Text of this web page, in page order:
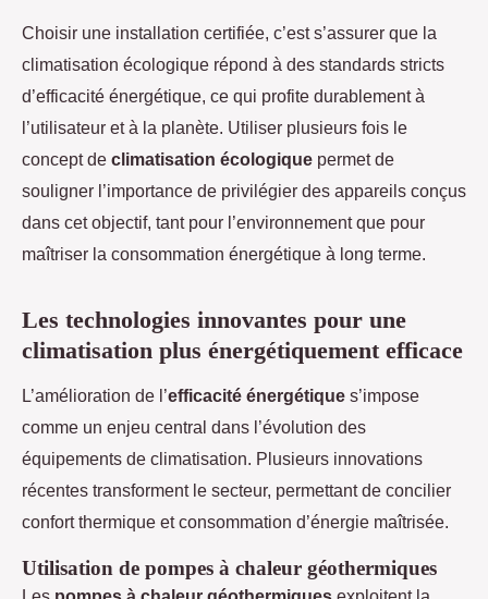
Choisir une installation certifiée, c’est s’assurer que la
climatisation écologique répond à des standards stricts
d’efficacité énergétique, ce qui profite durablement à
l’utilisateur et à la planète. Utiliser plusieurs fois le
concept de climatisation écologique permet de
souligner l’importance de privilégier des appareils conçus
dans cet objectif, tant pour l’environnement que pour
maîtriser la consommation énergétique à long terme.
Les technologies innovantes pour une
climatisation plus énergétiquement efficace
L’amélioration de l’efficacité énergétique s’impose
comme un enjeu central dans l’évolution des
équipements de climatisation. Plusieurs innovations
récentes transforment le secteur, permettant de concilier
confort thermique et consommation d’énergie maîtrisée.
Utilisation de pompes à chaleur géothermiques